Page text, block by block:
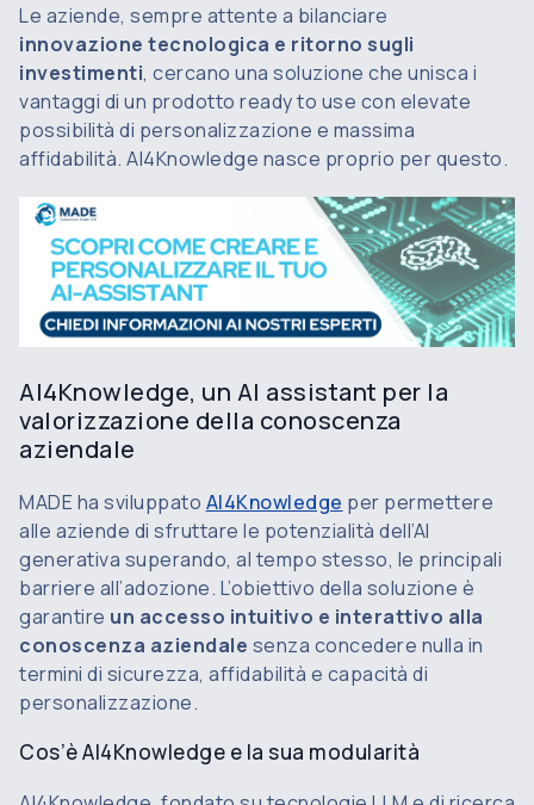
Le aziende, sempre attente a bilanciare
innovazione tecnologica e ritorno sugli
investimenti, cercano una soluzione che unisca i
vantaggi di un prodotto ready to use con elevate
possibilità di personalizzazione e massima
affidabilità. AI4Knowledge nasce proprio per questo.
AI4Knowledge, un AI assistant per la
valorizzazione della conoscenza
aziendale
MADE ha sviluppato AI4Knowledge per permettere
alle aziende di sfruttare le potenzialità dell’AI
generativa superando, al tempo stesso, le principali
barriere all’adozione. L’obiettivo della soluzione è
garantire un accesso intuitivo e interattivo alla
conoscenza aziendale senza concedere nulla in
termini di sicurezza, affidabilità e capacità di
personalizzazione.
Cos’è AI4Knowledge e la sua modularità